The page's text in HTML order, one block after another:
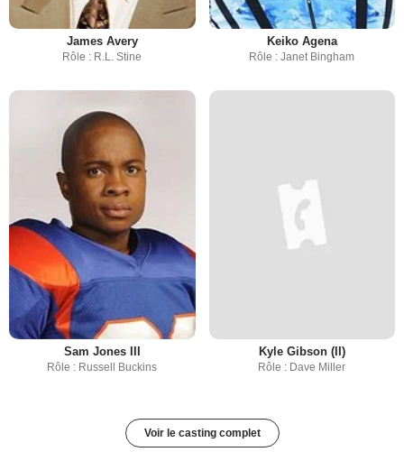
James Avery
Rôle : R.L. Stine
Keiko Agena
Rôle : Janet Bingham
Sam Jones III
Rôle : Russell Buckins
Kyle Gibson (II)
Rôle : Dave Miller
Voir le casting complet